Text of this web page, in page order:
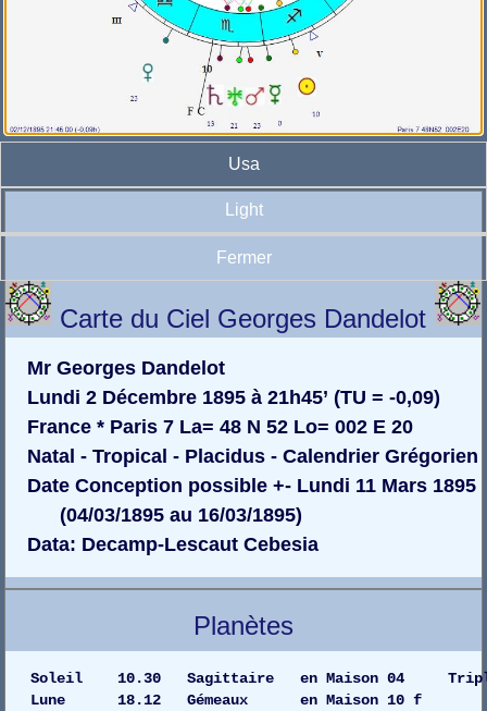
Usa
Light
Fermer
Carte du Ciel Georges Dandelot
Mr Georges Dandelot
Lundi 2 Décembre 1895 à 21h45’ (TU = -0,09)
France * Paris 7 La= 48 N 52 Lo= 002 E 20
Natal - Tropical - Placidus - Calendrier Grégorien
Date Conception possible +- Lundi 11 Mars 1895
(04/03/1895 au 16/03/1895)
Data: Decamp-Lescaut Cebesia
Planètes
Soleil 10.30 Sagittaire en Maison 04
Lune 18.12 Gémeaux en Maison